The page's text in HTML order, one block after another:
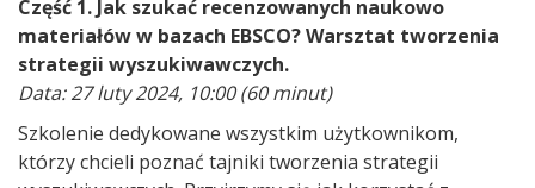
Część 1. Jak szukać recenzowanych naukowo
materiałów w bazach EBSCO? Warsztat tworzenia
strategii wyszukiwawczych.
Data: 27 luty 2024, 10:00 (60 minut)
Szkolenie dedykowane wszystkim użytkownikom,
którzy chcieli poznać tajniki tworzenia strategii